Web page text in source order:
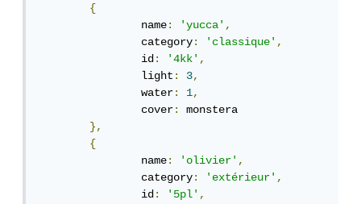
{
		name
: 'yucca',
		category
: 'classique',
		id
: '4kk',
		light
: 3,
		water
: 1,
		cover
:
monstera
},
{
		name
: 'olivier',
		category
: 'extérieur',
		id
: '5pl',